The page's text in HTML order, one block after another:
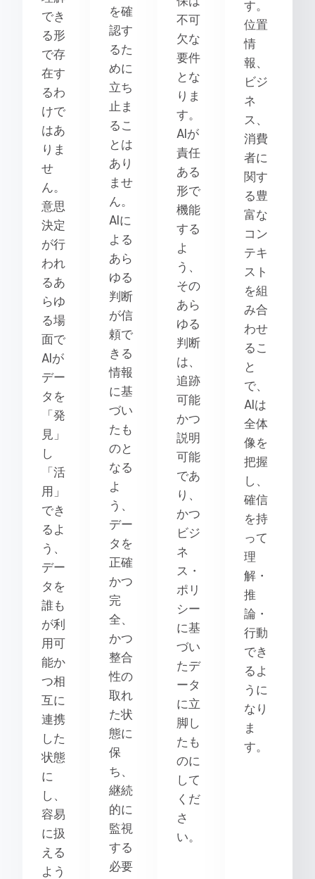
でき
る形
で存
在す
るわ
けで
はあ
りま
せ
ん。
意思
決定
が行
われ
るあ
らゆ
る場
面で
AIが
デー
タを
「発
見」
し
「活
用」
でき
るよ
う、
デー
タを
誰も
が利
用可
能か
つ相
互に
連携
した
状態
に
し、
容易
に扱
える
よう
を確
認す
るた
めに
立ち
止ま
るこ
とは
あり
ませ
ん。
AIに
よる
あら
ゆる
判断
が信
頼で
きる
情報
に基
づい
たも
のと
なる
よ
う、
デー
タを
正確
かつ
完
全、
かつ
整合
性の
取れ
た状
態に
保
ち、
継続
的に
監視
する
必要
不可
欠な
要件
とな
りま
す。
AIが
責任
ある
形で
機能
する
よ
う、
その
あら
ゆる
判断
は、
追跡
可能
かつ
説明
可能
であ
り、
かつ
ビジ
ネ
ス・
ポリ
シー
に基
づい
たデ
ータ
に立
脚し
たも
のに
して
くだ
さ
い。
す。
位置
情
報、
ビジ
ネ
ス、
消費
者に
関す
る豊
富な
コン
テキ
スト
を組
み合
わせ
るこ
と
で、
AIは
全体
像を
把握
し、
確信
を持
って
理
解・
推
論・
行動
でき
るよ
うに
なり
ま
す。